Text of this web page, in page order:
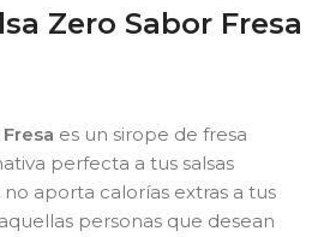
Zero Sabor Fresa
es un sirope de fresa
perfecta a tus salsas
aporta calorías extras a tus
personas que desean